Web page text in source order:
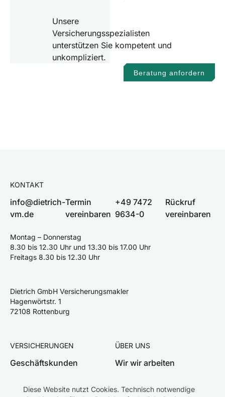
Unsere
Versicherungsspezialisten
unterstützen Sie kompetent und
unkompliziert.
Beratung anfordern
KONTAKT
info@dietrich-
vm.de
Termin
vereinbaren
+49 7472
9634-0
Rückruf
vereinbaren
Montag – Donnerstag
8.30 bis 12.30 Uhr und 13.30 bis 17.00 Uhr
Freitags 8.30 bis 12.30 Uhr
Dietrich GmbH Versicherungsmakler
Hagenwörtstr. 1
72108 Rottenburg
VERSICHERUNGEN
Geschäftskunden
ÜBER UNS
Wir wir arbeiten
Diese Website nutzt Cookies. Technisch notwendige